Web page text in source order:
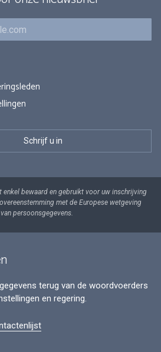
enkel bewaard en gebruikt voor uw inschrijving
met de Europese wetgeving
persoonsgegevens.
terug van de woordvoerders
en regering.